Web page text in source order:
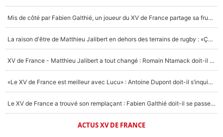
Mis de côté par Fabien Galthié, un joueur du XV de France partage sa frustration : «ils ne me l’ont pas dit tout de suite»
La raison d'être de Matthieu Jalibert en dehors des terrains de rugby : «Ça m'atteint autant que si tu touches à un membre de ma famille»
XV de France - Matthieu Jalibert a tout changé : Romain Ntamack doit-il s’inquiéter pour sa place à un an de la Coupe du monde ?
«Le XV de France est meilleur avec Lucu» : Antoine Dupont doit-il s’inquiéter pour sa place ?
Le XV de France a trouvé son remplaçant : Fabien Galthié doit-il se passer d'Antoine Dupont ?
ACTUS XV DE FRANCE